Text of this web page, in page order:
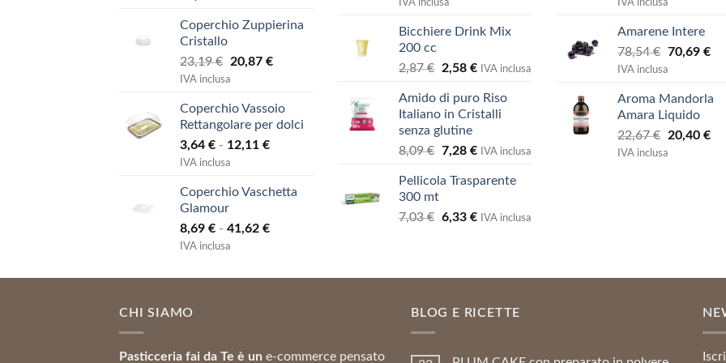
Coperchio Zuppierina
Cristallo
23,19€
Il
prezzo
era:
23,19 €.
20,87 €Il
è:
20,87 €.
IVA inclusa
Coperchio Vassoio
Rettangolare per dolci
3,64 € - 12,11 €Fascia
da
a
IVA inclusa
Coperchio Vaschetta
Glamour
8,69 € - 41,62 €Fascia
da
IVA inclusa
5
era:
è:
IVA inclusa
Bicchiere Drink Mix
200 cc
2,87€
Il
originale
era:
2,87 €.
2,58 €Il
attuale
è:
IVA inclusa
Amido di puro Riso
Italiano in Cristalli
senza glutine
8,09€ Il
originale
8,09 €.
7,28 €Il
attuale
7,28 €.
IVA inclusa
Pellicola Trasparente
300 mt
7,03€ Il
6,33 €IlIVA inclusa
5
era:
73,00 €.
IVA inclusa
Amarene Intere
78,54€ Il
prezzo
era:
78,54 €.
70,69 €Il
è:
IVA inclusa
Aroma Mandorla
Amara Liquido
22,67€
Il
prezzo
20,40 €Il
IVA inclusa
CHI SIAMO
Pasticceria fai da Te è un e-commerce pensato
BLOG E RICETTE